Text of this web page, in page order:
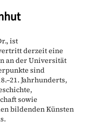
ist
derzeit eine
an der Universität
sind
Jahrhunderts,
sowie
bildenden Künsten